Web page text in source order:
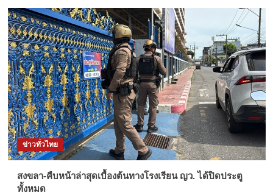
ข่าวทั่วไทย
สงขลา-คืบหน้าล่าสุดเบื้องต้นทางโรงเรียน ญว. ได้ปิดประตู
ทั้งหมด